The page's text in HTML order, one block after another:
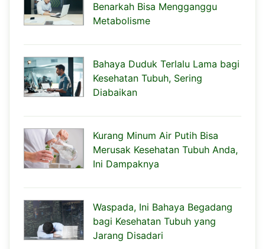
Benarkah Bisa Mengganggu
Metabolisme
Bahaya Duduk Terlalu Lama bagi
Kesehatan Tubuh, Sering
Diabaikan
Kurang Minum Air Putih Bisa
Merusak Kesehatan Tubuh Anda,
Ini Dampaknya
Waspada, Ini Bahaya Begadang
bagi Kesehatan Tubuh yang
Jarang Disadari